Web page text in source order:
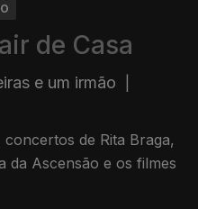
de Casa
e um irmão
de Rita Braga,
da Ascensão e os filmes